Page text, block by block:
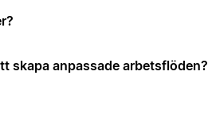
skapa anpassade arbetsflöden?